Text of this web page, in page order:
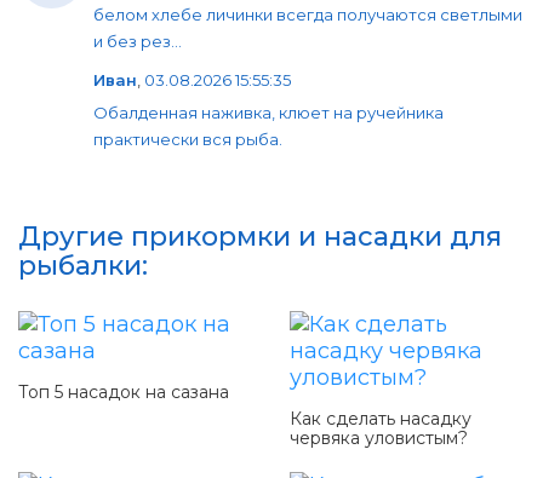
белом хлебе личинки всегда получаются светлыми
и без рез...
Иван, 03.08.2026 15:55:35
Обалденная наживка, клюет на ручейника
практически вся рыба.
Другие прикормки и насадки для
рыбалки:
Топ 5 насадок на сазана
Как сделать насадку
червяка уловистым?